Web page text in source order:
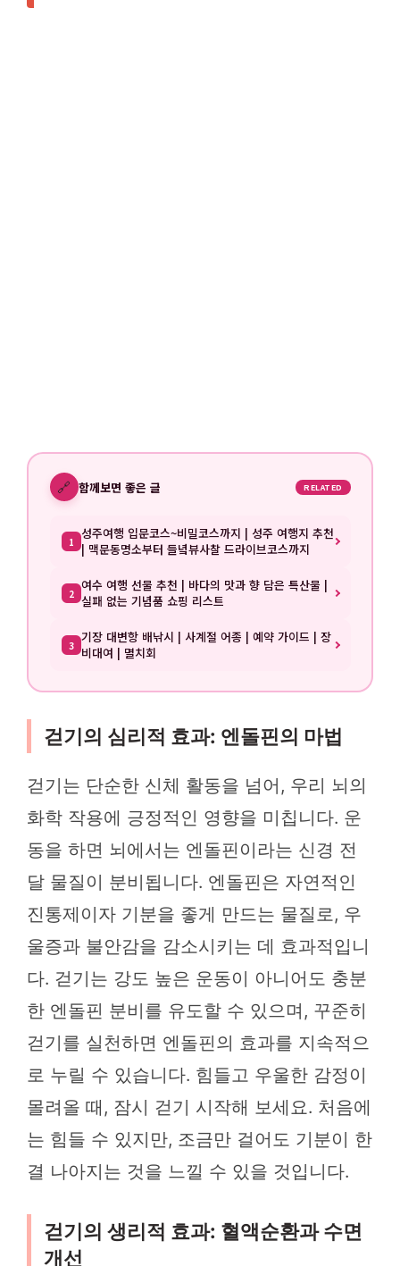
🔗 함께보면 좋은 글 RELATED
1 성주여행 입문코스~비밀코스까지 | 성주 여행지 추천
| 맥문동명소부터 들녘뷰사찰 드라이브코스까지
2 여수 여행 선물 추천 | 바다의 맛과 향 담은 특산물 |
실패 없는 기념품 쇼핑 리스트
3 기장 대변항 배낚시 | 사계절 어종 | 예약 가이드 | 장
비대여 | 멸치회
걷기의 심리적 효과: 엔돌핀의 마법
걷기는 단순한 신체 활동을 넘어, 우리 뇌의
화학 작용에 긍정적인 영향을 미칩니다. 운
동을 하면 뇌에서는 엔돌핀이라는 신경 전
달 물질이 분비됩니다. 엔돌핀은 자연적인
진통제이자 기분을 좋게 만드는 물질로, 우
울증과 불안감을 감소시키는 데 효과적입니
다. 걷기는 강도 높은 운동이 아니어도 충분
한 엔돌핀 분비를 유도할 수 있으며, 꾸준히
걷기를 실천하면 엔돌핀의 효과를 지속적으
로 누릴 수 있습니다. 힘들고 우울한 감정이
몰려올 때, 잠시 걷기 시작해 보세요. 처음에
는 힘들 수 있지만, 조금만 걸어도 기분이 한
결 나아지는 것을 느낄 수 있을 것입니다.
걷기의 생리적 효과: 혈액순환과 수면
개선